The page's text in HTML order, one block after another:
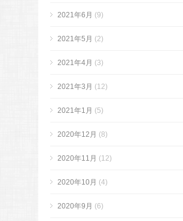
2021年6月 (9)
2021年5月 (2)
2021年4月 (3)
2021年3月 (12)
2021年1月 (5)
2020年12月 (8)
2020年11月 (12)
2020年10月 (4)
2020年9月 (6)